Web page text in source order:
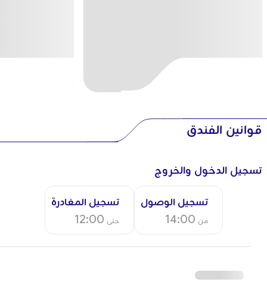
قوانين الفندق
تسجيل الدخول والخروج
تسجيل الوصول
من
تسجيل المغادرة
حتى